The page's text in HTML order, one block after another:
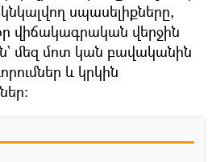
սպասելիքները,
վիճակագրական վերջին
մեզ մոտ կան բավականին
և կրկին